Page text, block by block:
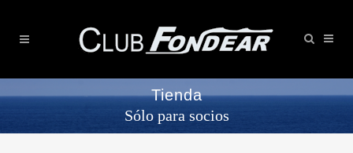
Tienda
Sólo para socios